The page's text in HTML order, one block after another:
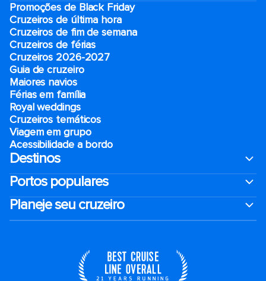
Promoções de Black Friday
Cruzeiros de última hora
Cruzeiros de fim de semana
Cruzeiros de férias
Cruzeiros 2026-2027
Guia de cruzeiro
Maiores navios
Férias em família
Royal weddings
Cruzeiros temáticos
Viagem em grupo
Acessibilidade a bordo
Destinos
Portos populares
Planeje seu cruzeiro